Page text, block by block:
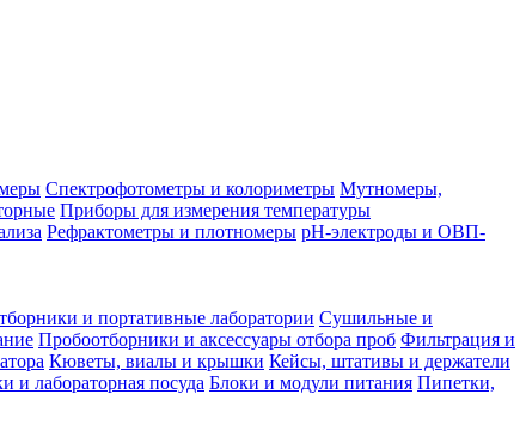
Спектрофотометры и колориметры Мутномеры,
Приборы для измерения температуры
Рефрактометры и плотномеры pH-электроды и ОВП-
и портативные лаборатории Сушильные и
Пробоотборники и аксессуары отбора проб Фильтрация и
Кюветы, виалы и крышки Кейсы, штативы и держатели
и лабораторная посуда Блоки и модули питания Пипетки,